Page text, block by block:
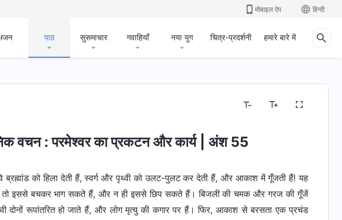
मोबाइल ऐप हिन्दी
पाठ सुसमाचार गवाहियाँ नया युग चित्र-प्रदर्शनी हमारे बारे में
वचन : परमेश्वर का प्रकटन और कार्य | अंश 55
ब्रह्मांड को हिला देती हैं, स्वर्ग और पृथ्वी को उलट-पुलट कर देती हैं, और आकाश में गूँजती हैं! यह
तो इससे बचकर भाग सकते हैं, और न ही इससे छिप सकते हैं। बिजली की चमक और गरज की गूँजें
दोनों रूपांतरित हो जाते हैं, और लोग मृत्यु की कगार पर हैं। फिर, आकाश से बरसता एक प्रचंड